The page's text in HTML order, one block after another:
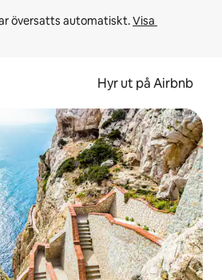
översatts automatiskt. Visa
Hyr ut på Airbnb